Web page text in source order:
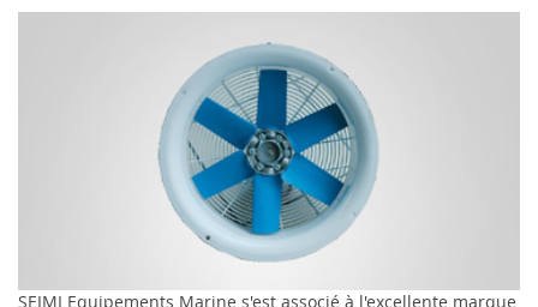
SEIMI Equipements Marine s'est associé à l'excellente marque